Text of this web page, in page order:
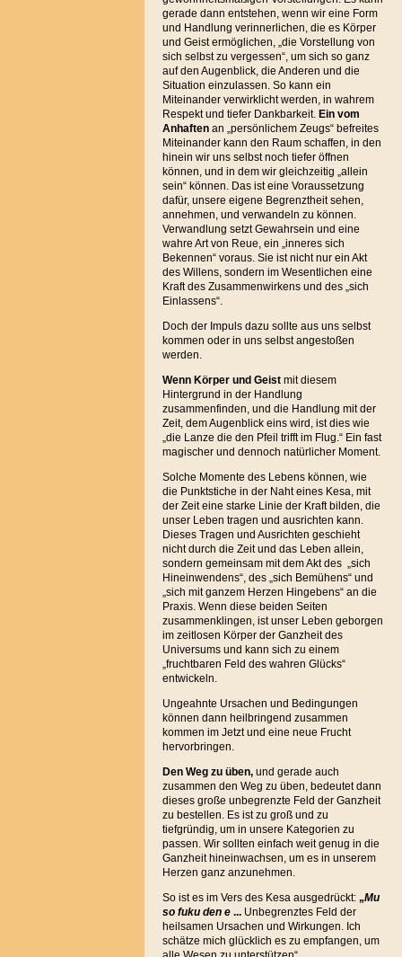
gerade dann entstehen, wenn wir eine Form
und Handlung verinnerlichen, die es Körper
und Geist ermöglichen, „die Vorstellung von
sich selbst zu vergessen“, um sich so ganz
auf den Augenblick, die Anderen und die
Situation einzulassen. So kann ein
Miteinander verwirklicht werden, in wahrem
Respekt und tiefer Dankbarkeit. Ein vom
Anhaftenan „persönlichem Zeugs“ befreites
Miteinander kann den Raum schaffen, in den
hinein wir uns selbst noch tiefer öffnen
können, und in dem wir gleichzeitig „allein
sein“ können. Das ist eine Voraussetzung
dafür, unsere eigene Begrenztheit sehen,
annehmen, und verwandeln zu können.
Verwandlung setzt Gewahrsein und eine
wahre Art von Reue, ein „inneres sich
Bekennen“ voraus. Sie ist nicht nur ein Akt
des Willens, sondern im Wesentlichen eine
Kraft des Zusammenwirkens und des „sich
Einlassens“.
Doch der Impuls dazu sollte aus uns selbst
kommen oder in uns selbst angestoßen
werden.
Wenn Körper und Geistmit diesem
Hintergrund in der Handlung
zusammenfinden, und die Handlung mit der
Zeit, dem Augenblick eins wird, ist dies wie
„die Lanze die den Pfeil trifft im Flug.“ Ein fast
magischer und dennoch natürlicher Moment.
Solche Momente des Lebens können, wie
die Punktstiche in der Naht eines Kesa, mit
der Zeit eine starke Linie der Kraft bilden, die
unser Leben tragen und ausrichten kann.
Dieses Tragen und Ausrichten geschieht
nicht durch die Zeit und das Leben allein,
sondern gemeinsam mit dem Akt des „sich
Hineinwendens“, des „sich Bemühens“ und
„sich mit ganzem Herzen Hingebens“ an die
Praxis. Wenn diese beiden Seiten
zusammenklingen, ist unser Leben geborgen
im zeitlosen Körper der Ganzheit des
Universums und kann sich zu einem
„fruchtbaren Feld des wahren Glücks“
entwickeln.
Ungeahnte Ursachen und Bedingungen
können dann heilbringend zusammen
kommen im Jetzt und eine neue Frucht
hervorbringen.
Den Weg zu üben,und gerade auch
zusammen den Weg zu üben, bedeutet dann
dieses große unbegrenzte Feld der Ganzheit
zu bestellen. Es ist zu groß und zu
tiefgründig, um in unsere Kategorien zu
passen. Wir sollten einfach weit genug in die
Ganzheit hineinwachsen, um es in unserem
Herzen ganz anzunehmen.
So ist es im Vers des Kesa ausgedrückt: „Mu
so fuku den e...Unbegrenztes Feld der
heilsamen Ursachen und Wirkungen. Ich
schätze mich glücklich es zu empfangen, um